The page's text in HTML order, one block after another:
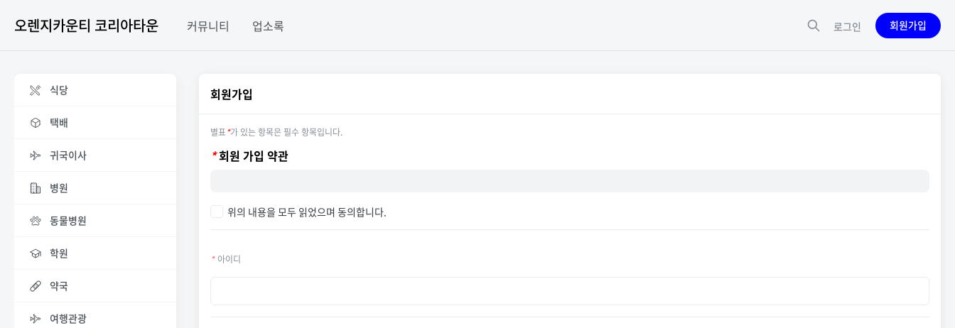
오렌지카운티 코리아타운 커뮤니티 업소록 로그인 회원가입
식당
택배
귀국이사
병원
동물병원
학원
약국
여행관광
회원가입
별표 *가 있는 항목은 필수 항목입니다.
*회원 가입 약관
위의 내용을 모두 읽었으며 동의합니다.
* 아이디